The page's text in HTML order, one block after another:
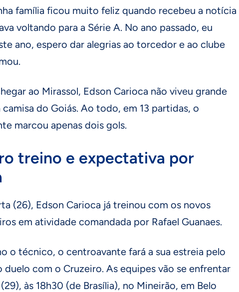
família ficou muito feliz quando recebeu a notícia
voltando para a Série A. No ano passado, eu
ano, espero dar alegrias ao torcedor e ao clube
ao Mirassol, Edson Carioca não viveu grande
camisa do Goiás. Ao todo, em 13 partidas, o
marcou apenas dois gols.
treino e expectativa por
(26), Edson Carioca já treinou com os novos
em atividade comandada por Rafael Guanaes.
o técnico, o centroavante fará a sua estreia pelo
duelo com o Cruzeiro. As equipes vão se enfrentar
às 18h30 (de Brasília), no Mineirão, em Belo